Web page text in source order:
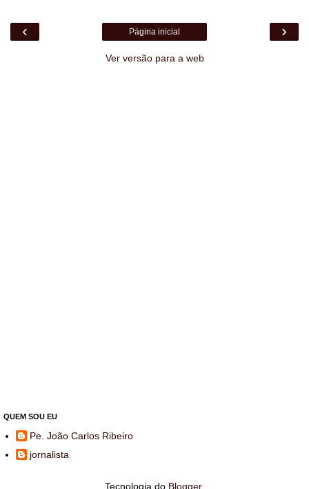
‹ ›
Página inicial
Ver versão para a web
QUEM SOU EU
Pe. João Carlos Ribeiro
jornalista
Tecnologia do Blogger.